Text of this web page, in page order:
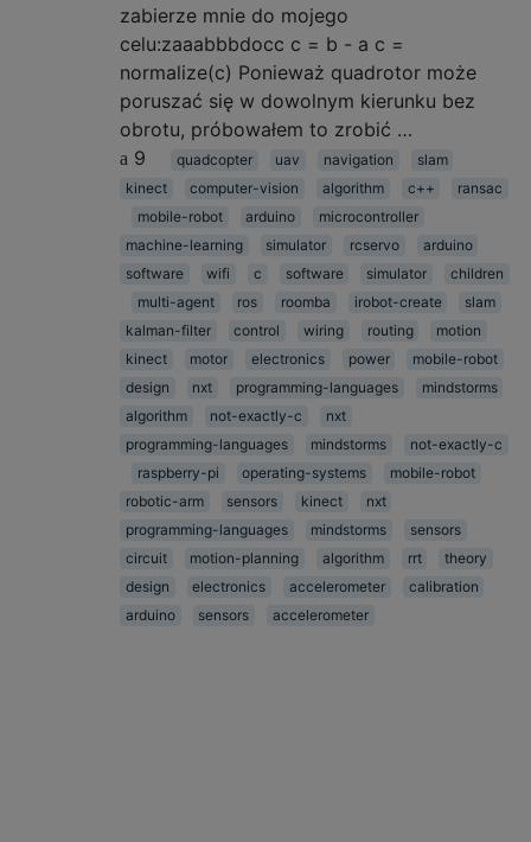
zabierze mnie do mojego
celu:zaaabbbdocc c = b - a c =
normalize(c) Ponieważ quadrotor może
poruszać się w dowolnym kierunku bez
obrotu, próbowałem to zrobić …
9
quadcopter uav navigation
slam
kinect
computer-vision algorithm c++
ransac
mobile-robot
arduino
microcontroller
machine-learning
simulator rcservo
arduino
software
wifi c software simulator
children
multi-agent
ros roomba irobot-create
slam
kalman-filter
control wiring routing
motion
kinect
motor electronics power
mobile-robot
design
nxt programming-languages
mindstorms
algorithm
not-exactly-c
nxt
programming-languages
mindstorms
not-exactly-c
raspberry-pi
operating-systems
mobile-robot
robotic-arm
sensors kinect
nxt
programming-languages
mindstorms
sensors
circuit
motion-planning algorithm rrt
theory
design
electronics accelerometer
calibration
arduino
sensors accelerometer